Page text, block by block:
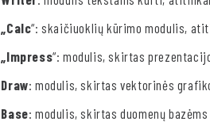
„Calc“: skaičiuoklių kūrimo modulis,
„Impress“: modulis, skirtas
Draw: modulis, skirtas vektorinės
Base: modulis, skirtas duomenų